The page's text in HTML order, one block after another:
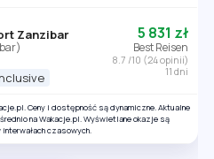
Zanzibar
5 831 zł
Best Reisen
8.7 /10 (24 opinii)
11 dni
Ceny i dostępność są dynamiczne. Aktualne
na Wakacje.pl. Wyświetlane okazje są
czasowych.